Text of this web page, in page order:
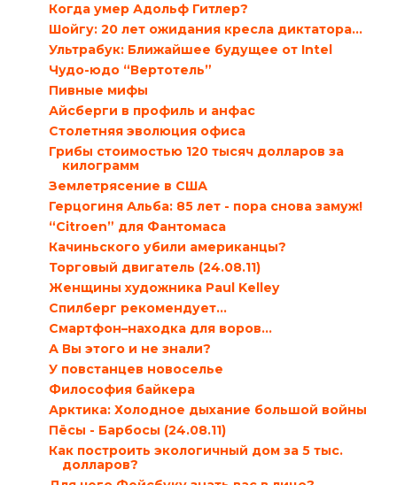
Когда умер Адольф Гитлер?
Шойгу: 20 лет ожидания кресла диктатора…
Ультрабук: Ближайшее будущее от Intel
Чудо-юдо “Вертотель”
Пивные мифы
Айсберги в профиль и анфас
Столетняя эволюция офиса
Грибы стоимостью 120 тысяч долларов за
килограмм
Землетрясение в США
Герцогиня Альба: 85 лет - пора снова замуж!
“Citroеn” для Фантомаса
Качиньского убили американцы?
Торговый двигатель (24.08.11)
Женщины художника Paul Kelley
Спилберг рекомендует…
Смартфон–находка для воров…
А Вы этого и не знали?
У повстанцев новоселье
Философия байкера
Арктика: Холодное дыхание большой войны
Пёсы - Барбосы (24.08.11)
Как построить экологичный дом за 5 тыс.
долларов?